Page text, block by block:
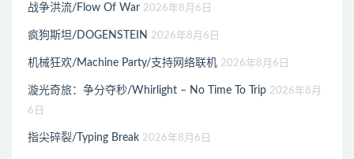
战争洪流/Flow Of War 2026年8月6日
疯狗斯坦/DOGENSTEIN 2026年8月6日
机械狂欢/Machine Party/支持网络联机 2026年8月6日
漩光奇旅：争分夺秒/Whirlight – No Time To Trip 2026年8月
6日
指尖碎裂/Typing Break 2026年8月6日